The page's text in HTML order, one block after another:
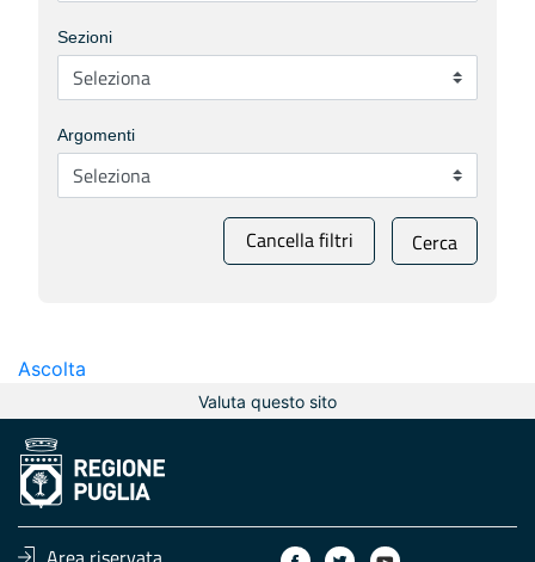
Sezioni
Argomenti
Cancella filtri Cerca
Ascolta
Valuta questo sito